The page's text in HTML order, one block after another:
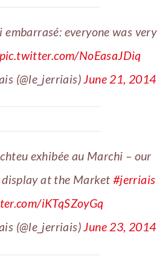
embarrasé: everyone was very
pic.twitter.com/NoEasaJDiq
(@le_jerriais) June 21, 2014
exhibée au Marchi – our
at the Market #jerriais
iKTqSZoyGq
(@le_jerriais)June 23, 2014